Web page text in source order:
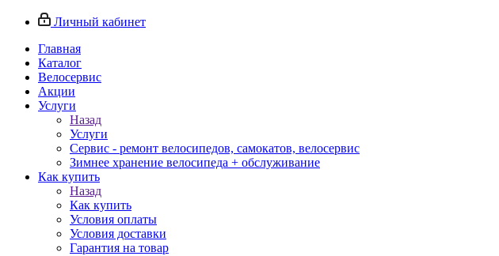
Личный кабинет
Главная
Каталог
Велосервис
Акции
Услуги
Назад
Услуги
Сервис - ремонт велосипедов, самокатов, велосервис
Зимнее хранение велосипеда + обслуживание
Как купить
Назад
Как купить
Условия оплаты
Условия доставки
Гарантия на товар